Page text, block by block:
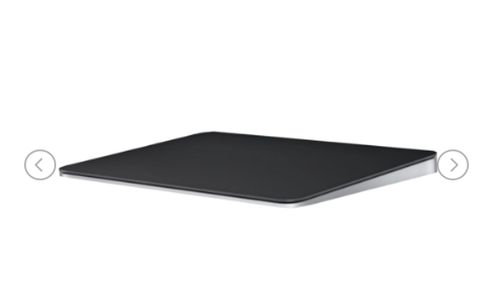
لوازم جانبی
صدا و تصویر